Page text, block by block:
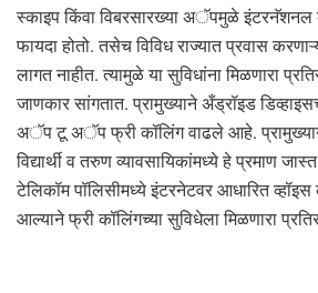
स्काइप किंवा विबरसारख्या अॅपमुळे इंटरनॅशनल
फायदा होतो. तसेच विविध राज्यात प्रवास
लागत नाहीत. त्यामुळे या सुविधांना मिळणारा
जाणकार सांगतात. प्रामुख्याने अँड्रॉइड
अॅप टू अॅप फ्री कॉलिंग वाढले आहे.
विद्यार्थी व तरुण व्यावसायिकांमध्ये हे प्रमाण
टेलिकॉम पॉलिसीमध्ये इंटरनेटवर आधारित व्हॉइस
आल्याने फ्री कॉलिंगच्या सुविधेला मिळणारा